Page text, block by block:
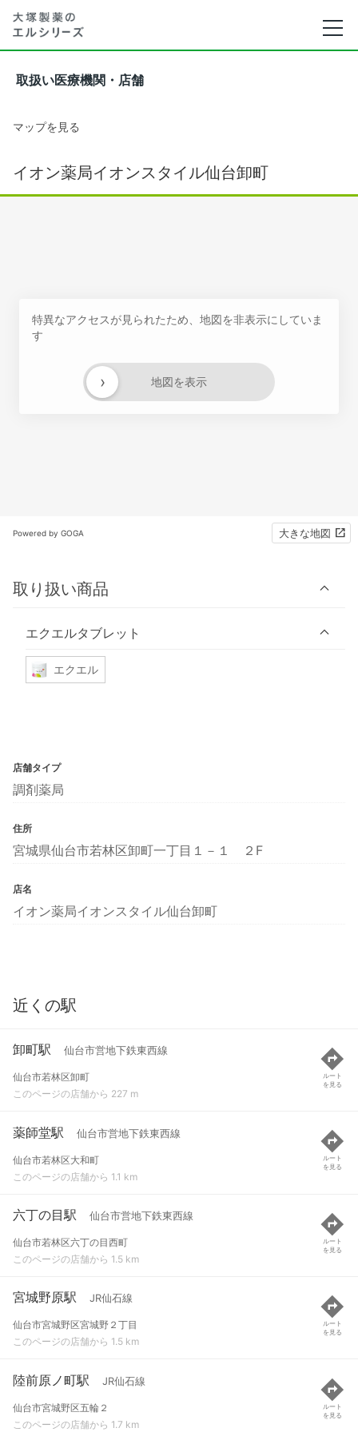
取扱い医療機関・店舗
マップを見る
イオン薬局イオンスタイル仙台卸町
特異なアクセスが見られたため、地図を非表示にしていま
す
地図を表示
›
Powered by GOGA 大きな地図
取り扱い商品
エクエルタブレット
エクエル
店舗タイプ
調剤薬局
住所
宮城県仙台市若林区卸町一丁目１－１ ２F
店名
イオン薬局イオンスタイル仙台卸町
近くの駅
卸町駅 仙台市営地下鉄東西線
仙台市若林区卸町
このページの店舗から 227 m
ルート
を見る
薬師堂駅 仙台市営地下鉄東西線
仙台市若林区大和町
このページの店舗から 1.1 km
ルート
を見る
六丁の目駅 仙台市営地下鉄東西線
仙台市若林区六丁の目西町
このページの店舗から 1.5 km
ルート
を見る
宮城野原駅 JR仙石線
仙台市宮城野区宮城野２丁目
このページの店舗から 1.5 km
ルート
を見る
陸前原ノ町駅 JR仙石線
仙台市宮城野区五輪２
このページの店舗から 1.7 km
ルート
を見る